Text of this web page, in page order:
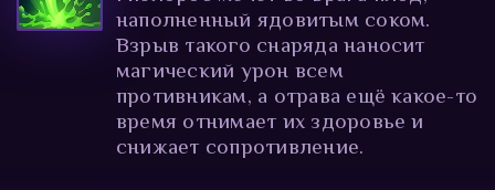
наполненный ядовитым соком.
Взрыв такого снаряда наносит
магический урон всем
противникам, а отрава ещё какое-то
время отнимает их здоровье и
снижает сопротивление.